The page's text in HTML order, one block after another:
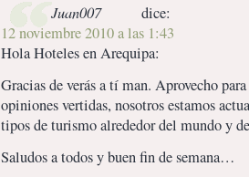
Juan007
dice:
12 noviembre 2010 a las 1:43
Hola Hoteles en Arequipa:
Gracias de verás a tí man. Aprovecho
opiniones vertidas, nosotros estamos
tipos de turismo alrededor del mundo y
Saludos a todos y buen fin de semana…